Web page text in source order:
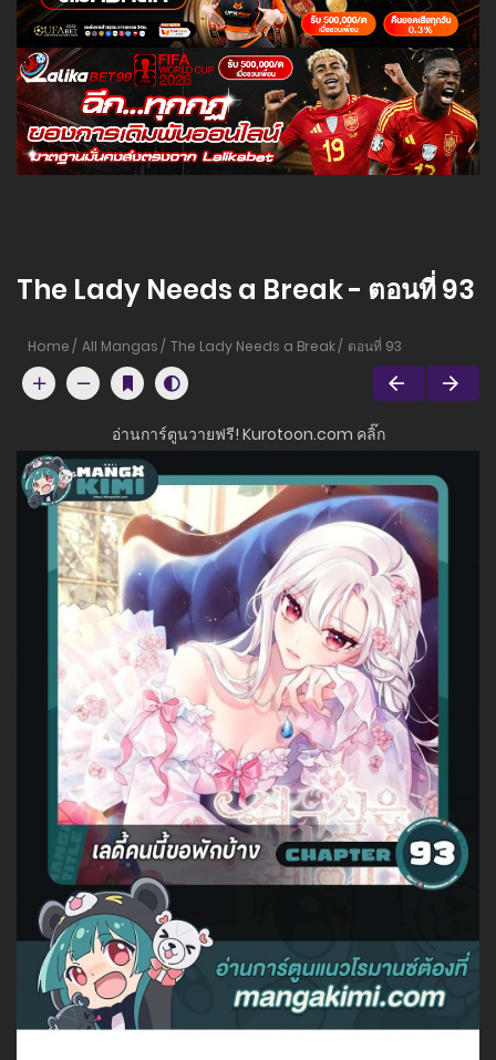
The Lady Needs a Break - ตอนที่ 93
Home All Mangas The Lady Needs a Break ตอนที่ 93
อ่านการ์ตูนวายฟรี! Kurotoon.com คลิ๊ก